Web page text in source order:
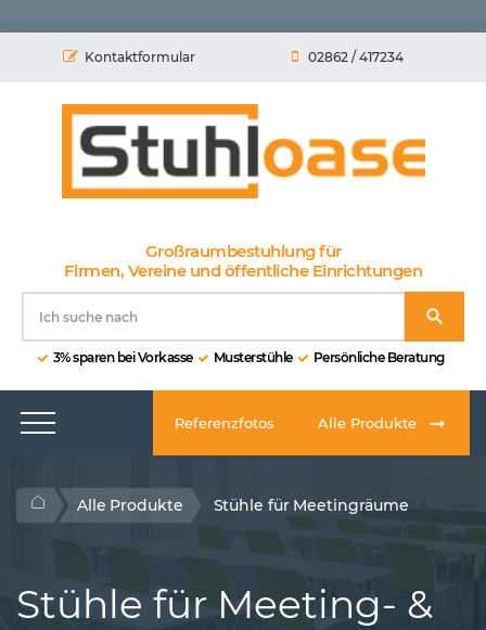
Kontaktformular 02862 / 417234
Großraumbestuhlung für
Firmen, Vereine und öffentliche Einrichtungen
3% sparen bei Vorkasse Musterstühle Persönliche Beratung
Referenzfotos Alle Produkte
Alle Produkte Stühle für Meetingräume
Stühle für Meeting- &